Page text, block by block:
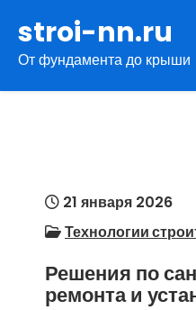
содержимому
stroi-nn.ru
От фундамента до крыши
21 января 2026
Технологии
Решения по
ремонта и